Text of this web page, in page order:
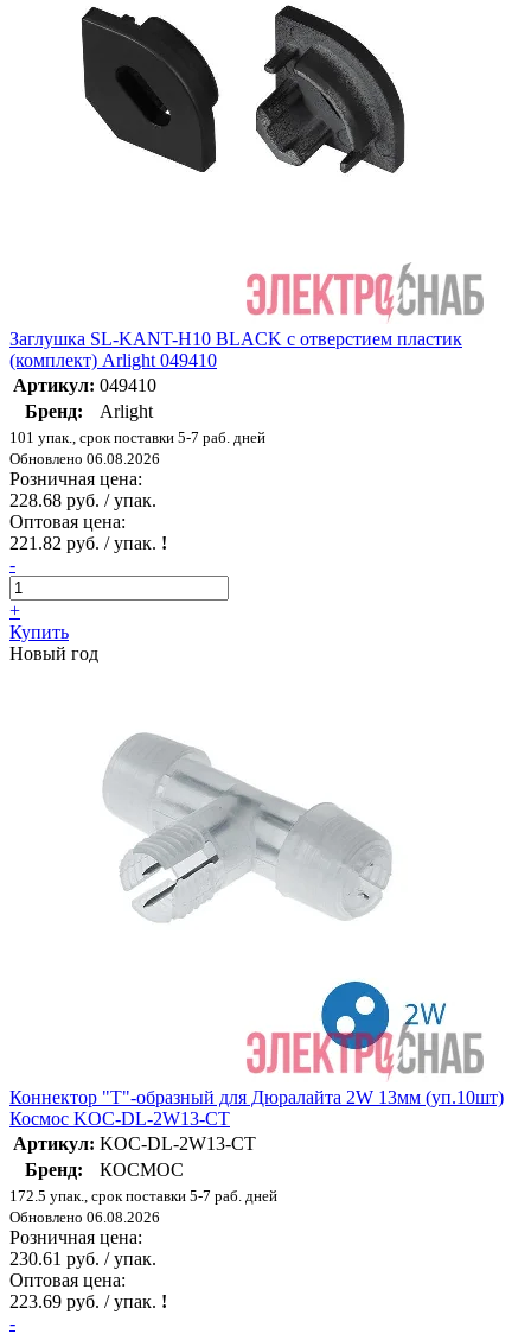
Заглушка SL-KANT-H10 BLACK с отверстием пластик
(комплект) Arlight 049410
Артикул: 049410
Бренд:
Arlight
101 упак., срок поставки 5-7 раб. дней
Обновлено 06.08.2026
Розничная цена:
228.68 руб. / упак.
Оптовая цена:
221.82 руб. / упак. !
-
+
Купить
Новый год
Коннектор "T"-образный для Дюралайта 2W 13мм (уп.10шт)
Космос KOC-DL-2W13-CT
Артикул: KOC-DL-2W13-CT
Бренд:
КОСМОС
172.5 упак., срок поставки 5-7 раб. дней
Обновлено 06.08.2026
Розничная цена:
230.61 руб. / упак.
Оптовая цена:
223.69 руб. / упак. !
-